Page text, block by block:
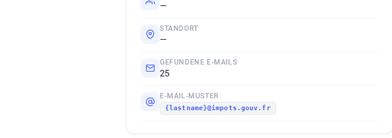
—
STANDORT
—
GEFUNDENE E-MAILS
25
E-MAIL-MUSTER
{lastname}@impots.gouv.fr